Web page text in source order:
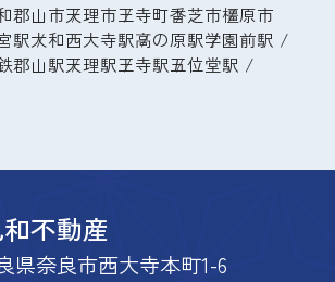
郡山市天理市王寺町香芝市橿原市
駅大和西大寺駅高の原駅学園前駅
郡山駅天理駅王寺駅五位堂駅
不動産
県奈良市西大寺本町1-6